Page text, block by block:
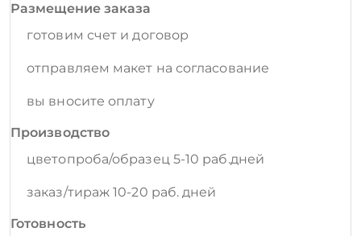
Размещение заказа
готовим счет и договор
отправляем макет на согласование
вы вносите оплату
Производство
цветопроба/образец 5-10 раб.дней
заказ/тираж 10-20 раб. дней
Готовность